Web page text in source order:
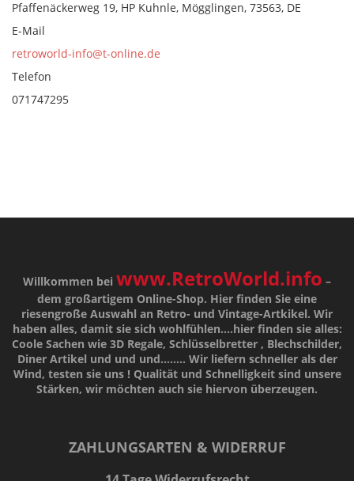
Pfaffenäckerweg 19, HP Kuhnle, Mögglingen, 73563, DE
E-Mail
retroworld-info@t-online.de
Telefon
071747295
Willkommen bei www.RetroWorld.info –
dem großartigem Online-Shop. Hier finden Sie eine
riesengroße Auswahl an Retro- und Vintage-Artkikel. Wir
haben alles, damit sie sich wohlfühlen....hier finden sie alles:
Coole Sachen wie 3D Regale, Schlüsselbretter , Blechschilder,
Diner Artikel und und und........ Wir liefern schneller als der
Wind, testen sie uns ! Qualitätund Schnelligkeitsind unsere
Stärken, wir möchten auch sie hiervon überzeugen.
ZAHLUNGSARTEN & WIDERRUF